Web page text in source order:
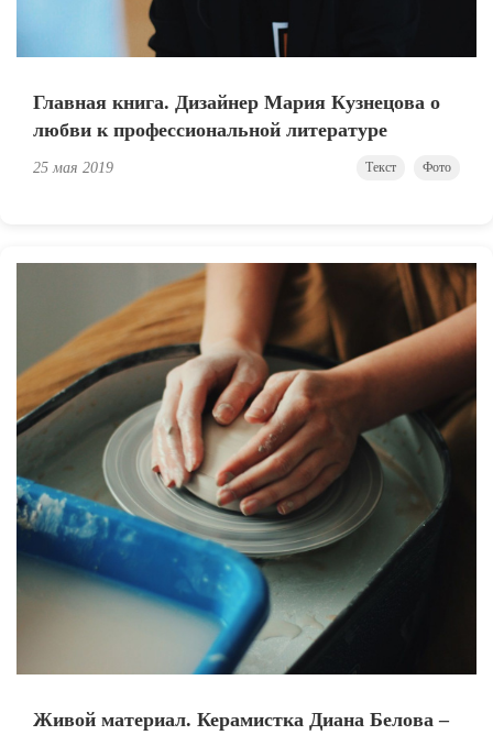
Главная книга. Дизайнер Мария Кузнецова о
любви к профессиональной литературе
25 мая 2019 Текст Фото
Живой материал. Керамистка Диана Белова –